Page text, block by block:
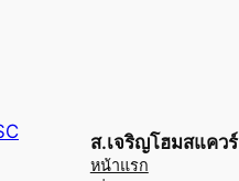
ส.เจริญโฮมสแควร์
หน้าแรก